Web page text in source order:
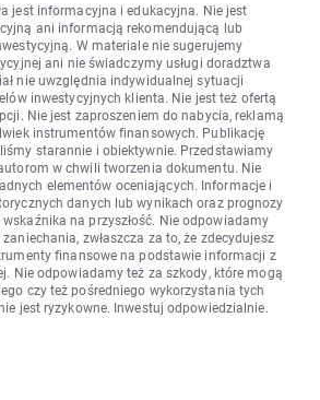
jest informacyjna i edukacyjna. Nie jest
ani informacją rekomendującą lub
W materiale nie sugerujemy
ani nie świadczymy usługi doradztwa
nie uwzględnia indywidualnej sytuacji
inwestycyjnych klienta. Nie jest też ofertą
Nie jest zaproszeniem do nabycia, reklamą
instrumentów finansowych. Publikację
starannie i obiektywnie. Przedstawiamy
w chwili tworzenia dokumentu. Nie
elementów oceniających. Informacje i
danych lub wynikach oraz prognozy
na przyszłość. Nie odpowiadamy
zwłaszcza za to, że zdecydujesz
finansowe na podstawie informacji z
Nie odpowiadamy też za szkody, które mogą
czy też pośredniego wykorzystania tych
jest ryzykowne. Inwestuj odpowiedzialnie.